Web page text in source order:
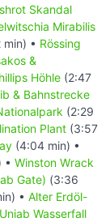
Skandal
Mirabilis
min) • Rössing
&
Höhle (2:47
& Bahnstrecke
(2:29
Plant (3:57
(4:04 min) •
• Winston Wrack
Gate) (3:36
• Alter Erdöl-
Uniab Wasserfall